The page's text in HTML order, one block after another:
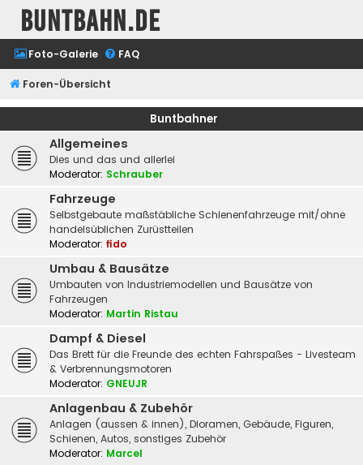
buntbahn.de
Foto-Galerie FAQ
Foren-Übersicht
Buntbahner
Allgemeines
Dies und das und allerlei
Moderator: Schrauber
Fahrzeuge
Selbstgebaute maßstäbliche Schienenfahrzeuge mit/ohne
handelsüblichen Zurüstteilen
Moderator: fido
Umbau & Bausätze
Umbauten von Industriemodellen und Bausätze von
Fahrzeugen
Moderator: Martin Ristau
Dampf & Diesel
Das Brett für die Freunde des echten Fahrspaßes - Livesteam
& Verbrennungsmotoren
Moderator: GNEUJR
Anlagenbau & Zubehör
Anlagen (aussen & innen), Dioramen, Gebäude, Figuren,
Schienen, Autos, sonstiges Zubehör
Moderator: Marcel